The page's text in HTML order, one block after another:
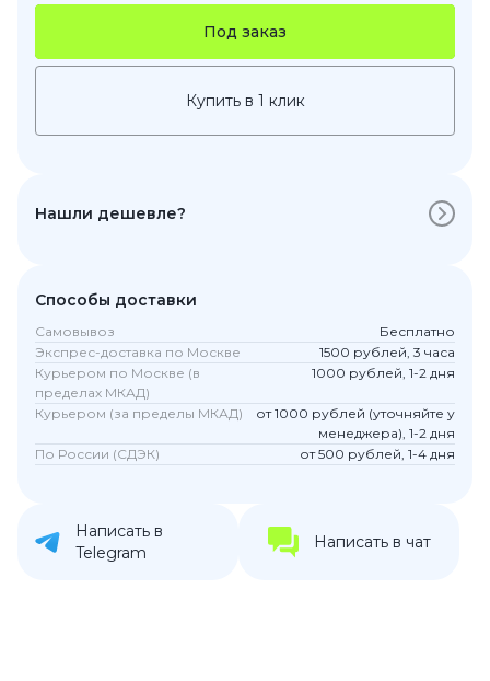
Под заказ
Купить в 1 клик
Нашли дешевле?
Способы доставки
Самовывоз
Бесплатно
Экспрес-доставка по Москве
1500 рублей, 3 часа
Курьером по Москве (в
пределах МКАД)
1000 рублей, 1-2 дня
Курьером (за пределы МКАД)
от 1000 рублей (уточняйте у
менеджера), 1-2 дня
По России (СДЭК)
от 500 рублей, 1-4 дня
Написать в
Telegram
Написать в чат